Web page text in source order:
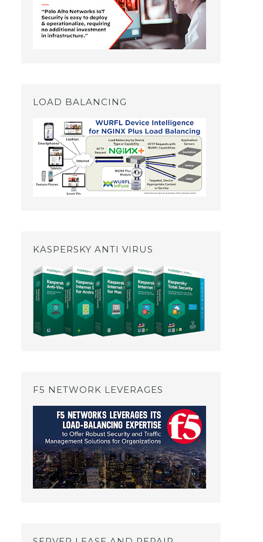
LOAD BALANCING
KASPERSKY ANTI VIRUS
F5 NETWORK LEVERAGES